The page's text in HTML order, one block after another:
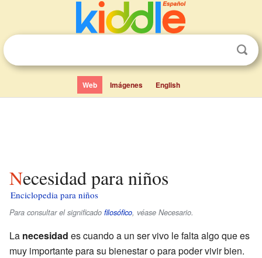
Web Imágenes English
Necesidad para niños
Enciclopedia para niños
Para consultar el significado filosófico, véase Necesario.
La necesidad es cuando a un ser vivo le falta algo que es
muy importante para su bienestar o para poder vivir bien.